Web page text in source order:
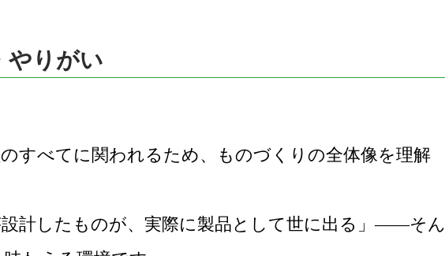
やりがい
すべてに関われるため、ものづくりの全体像を理解
計したものが、実際に製品として世に出る」――そん